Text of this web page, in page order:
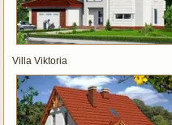
Villa Viktoria